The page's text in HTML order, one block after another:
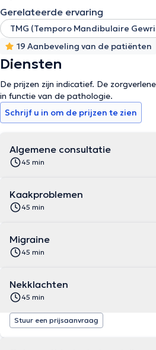
Gerelateerde ervaring
TMG (Temporo Mandibulaire
19 Aanbeveling van de patiënten
Diensten
De prijzen zijn indicatief. De
in functie van de pathologie.
Schrijf u in om de prijzen te zien
Algemene consultatie
45 min
Kaakproblemen
45 min
Migraine
45 min
Nekklachten
45 min
Stuur een prijsaanvraag